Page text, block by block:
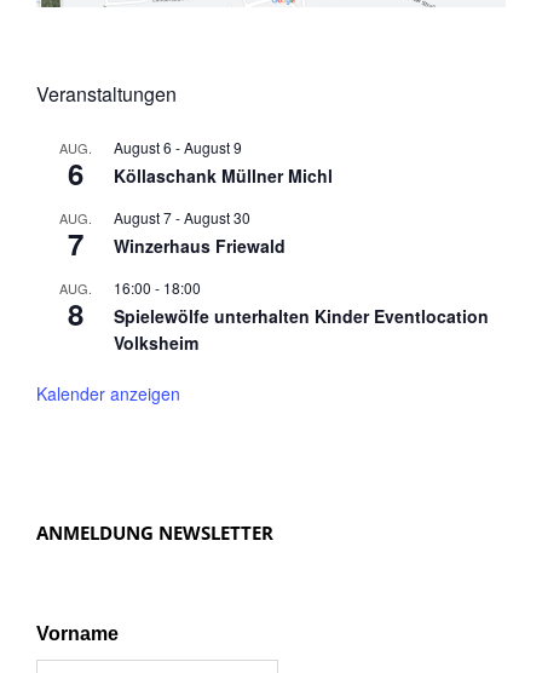
Veranstaltungen
AUG.
6
August 6 -August 9
Köllaschank Müllner Michl
AUG.
7
August 7-August 30
Winzerhaus Friewald
AUG.
8
16:00 - 18:00
Spielewölfe unterhalten Kinder Eventlocation
Volksheim
Kalender anzeigen
ANMELDUNG NEWSLETTER
Vorname